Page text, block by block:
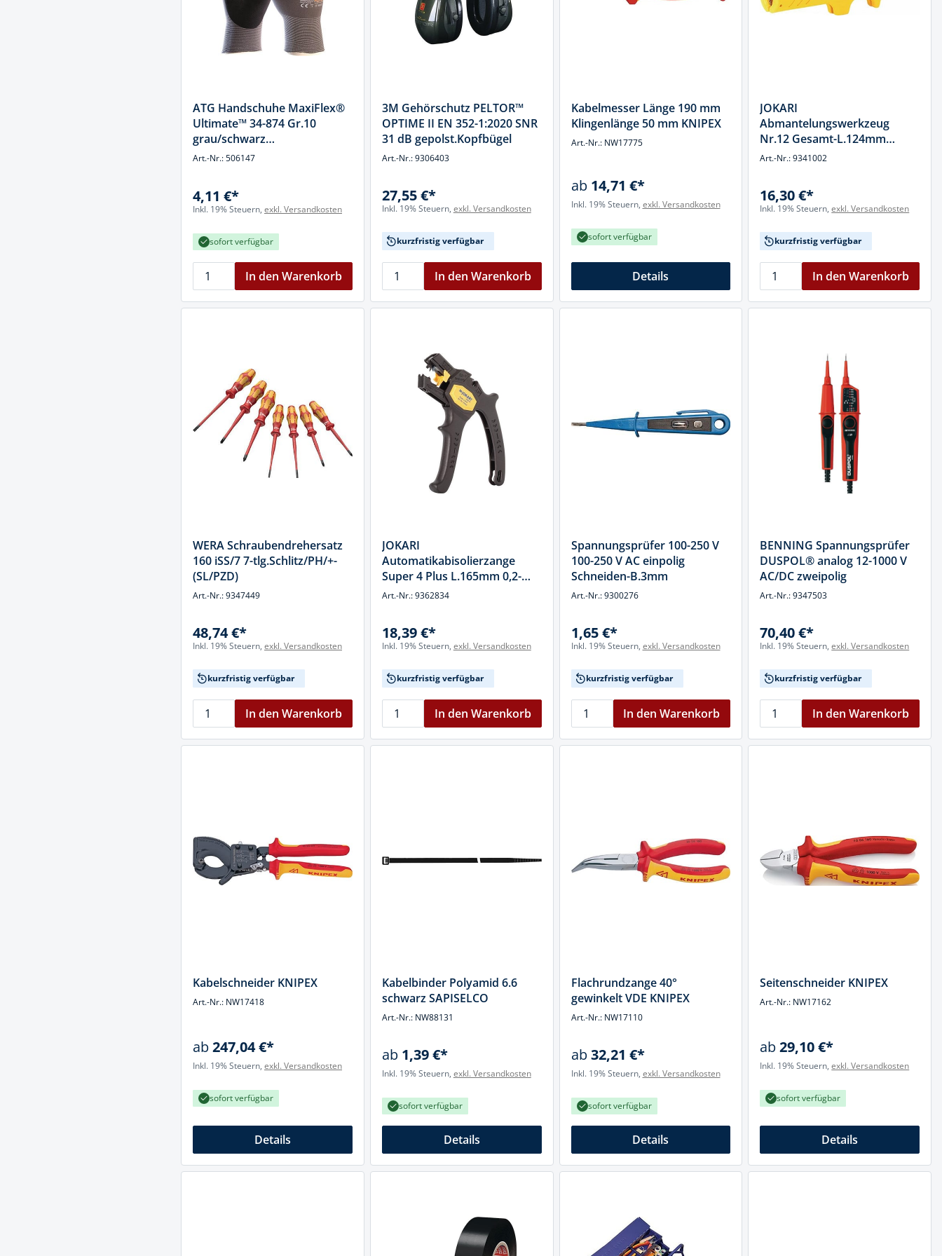
ATG Handschuhe MaxiFlex®
Ultimate™ 34-874 Gr.10
grau/schwarz
Nyl.m.Nitrilmikroschaum
Art.-Nr.: 506147
4,11 €*
Inkl. 19% Steuern, exkl. Versandkosten
sofort verfügbar
In den Warenkorb
3M Gehörschutz PELTOR™
OPTIME II EN 352-1:2020 SNR
31 dB gepolst.Kopfbügel
Art.-Nr.: 9306403
27,55 €*
Inkl. 19% Steuern, exkl. Versandkosten
kurzfristig verfügbar
In den Warenkorb
Kabelmesser Länge 190 mm
Klingenlänge 50 mm KNIPEX
Art.-Nr.: NW17775
ab 14,71 €*
Inkl. 19% Steuern, exkl. Versandkosten
sofort verfügbar
Details
JOKARI
Abmantelungswerkzeug
Nr.12 Gesamt-L.124mm
Arbeitsbereich D.8,0-13,0mm
Art.-Nr.: 9341002
16,30 €*
Inkl. 19% Steuern,exkl. Versandkosten
kurzfristig verfügbar
In den Warenkorb
WERA Schraubendrehersatz
160 iSS/7 7-tlg.Schlitz/PH/+-
(SL/PZD)
Art.-Nr.: 9347449
48,74 €*
Inkl. 19% Steuern, exkl. Versandkosten
kurzfristig verfügbar
In den Warenkorb
JOKARI
Automatikabisolierzange
Super 4 Plus L.165mm 0,2-
6,mm²
Art.-Nr.: 9362834
18,39 €*
Inkl. 19% Steuern, exkl. Versandkosten
kurzfristig verfügbar
In den Warenkorb
Spannungsprüfer 100-250 V
100-250 V AC einpolig
Schneiden-B.3mm
Art.-Nr.: 9300276
1,65 €*
Inkl. 19% Steuern, exkl. Versandkosten
kurzfristig verfügbar
In den Warenkorb
BENNING Spannungsprüfer
DUSPOL® analog 12-1000 V
AC/DC zweipolig
Art.-Nr.: 9347503
70,40 €*
Inkl. 19% Steuern,exkl. Versandkosten
kurzfristig verfügbar
In den Warenkorb
Kabelschneider KNIPEX
Art.-Nr.: NW17418
ab247,04 €*
Inkl. 19% Steuern, exkl. Versandkosten
sofort verfügbar
Details
Kabelbinder Polyamid 6.6
schwarz SAPISELCO
Art.-Nr.: NW88131
ab 1,39 €*
Inkl. 19% Steuern, exkl. Versandkosten
sofort verfügbar
Details
Flachrundzange 40°
gewinkelt VDE KNIPEX
Art.-Nr.: NW17110
ab32,21 €*
Inkl. 19% Steuern, exkl. Versandkosten
sofort verfügbar
Details
Seitenschneider KNIPEX
Art.-Nr.: NW17162
ab29,10 €*
Inkl. 19% Steuern,exkl. Versandkosten
sofort verfügbar
Details